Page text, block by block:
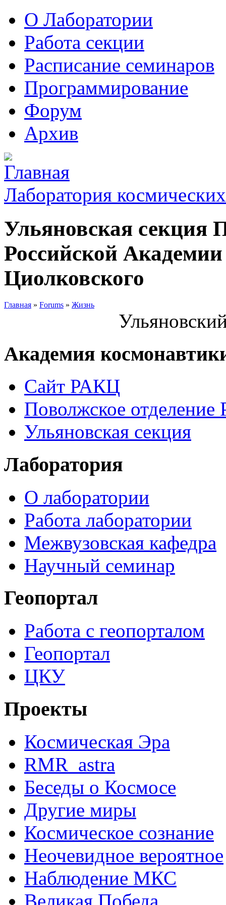
О Лаборатории
Работа секции
Расписание семинаров
Программирование
Форум
Архив
Лаборатория
Ульяновская секция
Российской
Циолковского
Главная » Forums » Жизнь
Академия
Сайт РАКЦ
Поволжское
Ульяновская секция
Лаборатория
О лаборатории
Работа лаборатории
Межвузовская кафедра
Научный семинар
Геопортал
Работа с геопорталом
Геопортал
ЦКУ
Проекты
Космическая Эра
RMR_astra
Беседы о Космосе
Другие миры
Космическое сознание
Неочевидное вероятное
Наблюдение МКС
Великая Победа